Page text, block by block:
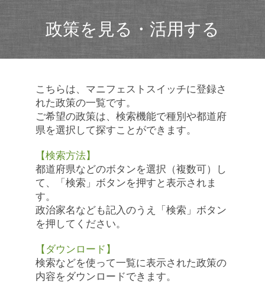
政策を見る・活用する
こちらは、マニフェストスイッチに登録さ
れた政策の一覧です。
ご希望の政策は、検索機能で種別や都道府
県を選択して探すことができます。
【検索方法】
都道府県などのボタンを選択（複数可）し
て、「検索」ボタンを押すと表示されま
す。
政治家名なども記入のうえ「検索」ボタン
を押してください。
【ダウンロード】
検索などを使って一覧に表示された政策の
内容をダウンロードできます。